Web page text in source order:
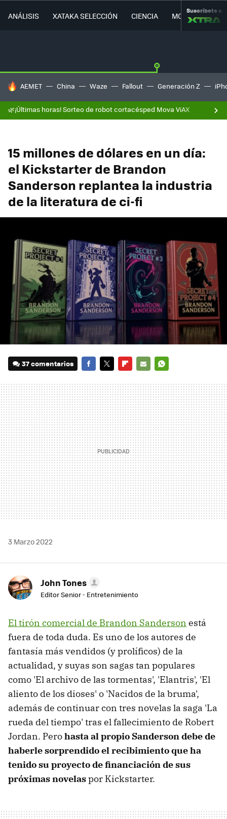
ANÁLISIS XATAKA SELECCIÓN CIENCIA MOVILIDAD
Suscríbete a
HOY SE HABLA DE
AEMET China Waze Fallout Generación Z
🌿¡Últimas horas! Sorteo de robot cortacésped Mova ViAX
15 millones de dólares en un día:
el Kickstarter de Brandon
Sanderson replantea la industria
de la literatura de ci-fi
37 comentarios
MAIL
3 Marzo 2022
John Tones
Editor Senior - Entretenimiento
El tirón comercial de Brandon Sanderson está
fuera de toda duda. Es uno de los autores de
fantasía más vendidos (y prolíficos) de la
actualidad, y suyas son sagas tan populares
como 'El archivo de las tormentas', 'Elantris', 'El
aliento de los dioses' o 'Nacidos de la bruma',
además de continuar con tres novelas la saga 'La
rueda del tiempo' tras el fallecimiento de Robert
Jordan. Perohasta al propio Sanderson debe de
haberle sorprendido el recibimiento que ha
tenido su proyecto de financiación de sus
próximas novelaspor Kickstarter.